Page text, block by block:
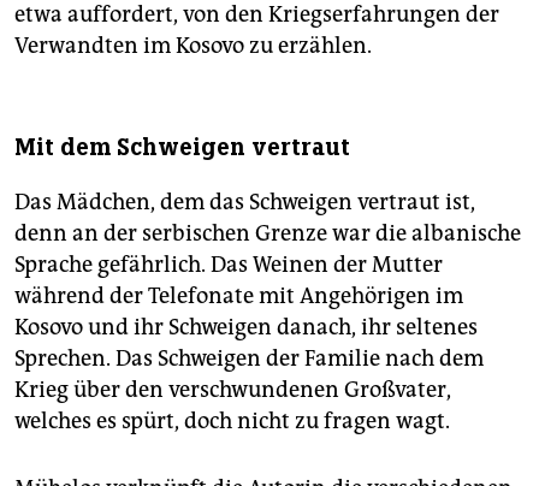
etwa auffordert, von den Kriegserfahrungen der
Verwandten im Kosovo zu erzählen.
Mit dem Schweigen vertraut
Das Mädchen, dem das Schweigen vertraut ist,
denn an der serbischen Grenze war die albanische
Sprache gefährlich. Das Weinen der Mutter
während der Telefonate mit Angehörigen im
Kosovo und ihr Schweigen danach, ihr seltenes
Sprechen. Das Schweigen der Familie nach dem
Krieg über den verschwundenen Großvater,
welches es spürt, doch nicht zu fragen wagt.